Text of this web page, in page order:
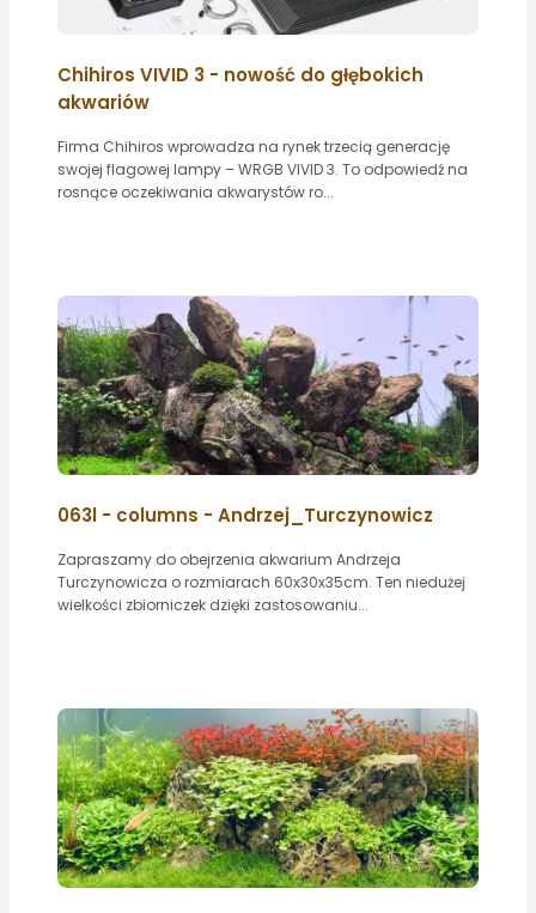
Chihiros VIVID 3 - nowość do głębokich
akwariów
Firma Chihiros wprowadza na rynek trzecią generację
swojej flagowej lampy – WRGB VIVID 3. To odpowiedź na
rosnące oczekiwania akwarystów ro...
063l - columns - Andrzej_Turczynowicz
Zapraszamy do obejrzenia akwarium Andrzeja
Turczynowicza o rozmiarach 60x30x35cm. Ten niedużej
wielkości zbiorniczek dzięki zastosowaniu...